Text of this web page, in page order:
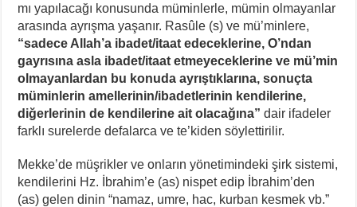
mı yapılacağı konusunda müminlerle, mümin olmayanlar
arasında ayrışma yaşanır. Rasûle (s) ve mü’minlere,
“sadece Allah’a ibadet/itaat edeceklerine, O’ndan
gayrısına asla ibadet/itaat etmeyeceklerine ve mü’min
olmayanlardan bu konuda ayrıştıklarına, sonuçta
müminlerin amellerinin/ibadetlerinin kendilerine,
diğerlerinin de kendilerine ait olacağına” dair ifadeler
farklı surelerde defalarca ve te’kiden söylettirilir.
Mekke’de müşrikler ve onların yönetimindeki şirk sistemi,
kendilerini Hz. İbrahim’e (as) nispet edip İbrahim’den
(as) gelen dinin “namaz, umre, hac, kurban kesmek vb.”